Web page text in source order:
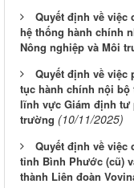
Quyết định về việc
hệ thống hành chính
Nông nghiệp và Môi
Quyết định về việc
tục hành chính nội
lĩnh vực Giám định tư
trường (10/11/2025)
Quyết định về việc
tỉnh Bình Phước (cũ)
thành Liên đoàn